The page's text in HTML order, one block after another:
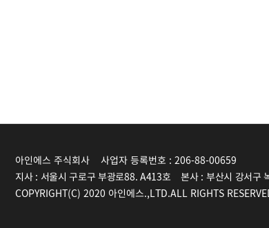
아인에스 주식회사    사업자 등록번호 : 206-88-00659
지사 : 서울시 구로구 부광로88. A413호
본사 : 부산시 강서구
COPYRIGHT(C) 2020 아인에스.,LTD.ALL RIGHTS